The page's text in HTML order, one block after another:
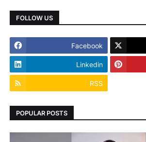
FOLLOW US
Facebook
Linkedin
RSS
POPULAR POSTS